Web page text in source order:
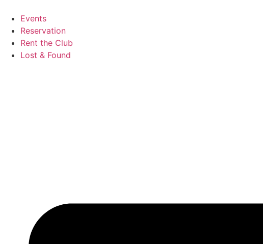
Inhalt
wechseln
Events
Reservation
Rent the Club
Lost & Found